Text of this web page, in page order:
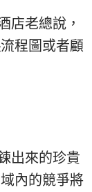
店老總說，
程圖或者顧
出來的珍貴
內的競爭將